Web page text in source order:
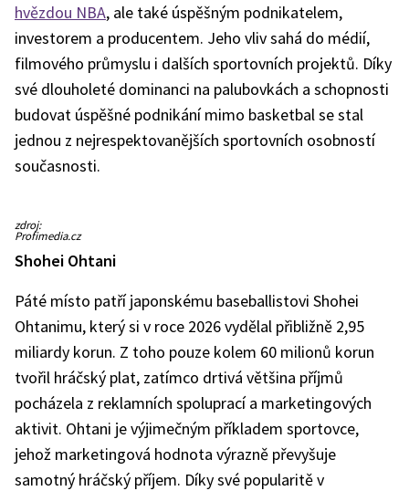
hvězdou NBA, ale také úspěšným podnikatelem,
investorem a producentem. Jeho vliv sahá do médií,
filmového průmyslu i dalších sportovních projektů. Díky
své dlouholeté dominanci na palubovkách a schopnosti
budovat úspěšné podnikání mimo basketbal se stal
jednou z nejrespektovanějších sportovních osobností
současnosti.
LeBron
James
zdroj:
Profimedia.cz
Shohei Ohtani
Páté místo patří japonskému baseballistovi Shohei
Ohtanimu, který si v roce 2026 vydělal přibližně 2,95
miliardy korun. Z toho pouze kolem 60 milionů korun
tvořil hráčský plat, zatímco drtivá většina příjmů
pocházela z reklamních spoluprací a marketingových
aktivit. Ohtani je výjimečným příkladem sportovce,
jehož marketingová hodnota výrazně převyšuje
samotný hráčský příjem. Díky své popularitě v